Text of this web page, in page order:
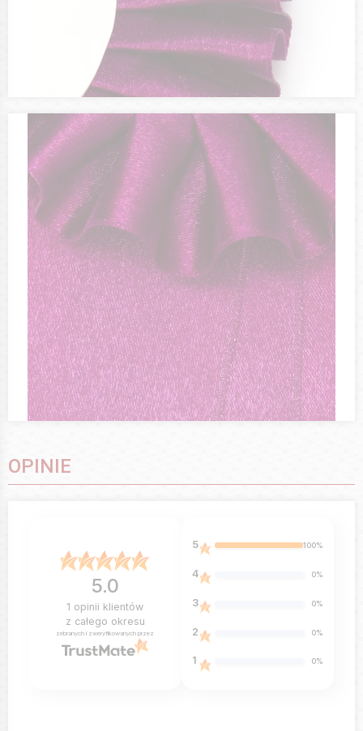
OPINIE
5.0
1 opinii klientów
z całego okresu
zebranych i zweryfikowanych przez
5 100%
4 0%
3 0%
2 0%
1 0%